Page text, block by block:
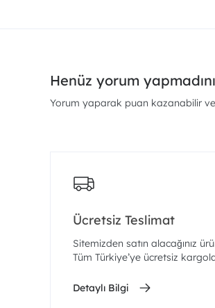
Henüz yorum
Yorum yaparak puan kazanabilir
Ücretsiz Teslimat
Sitemizden satın alacağınız
Tüm Türkiye’ye ücretsiz
Detaylı Bilgi